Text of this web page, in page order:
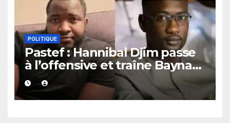
POLITIQUE
Pastef : Hannibal Djim passe
à l’offensive et traîne Bayna
Gueye devant la justice.